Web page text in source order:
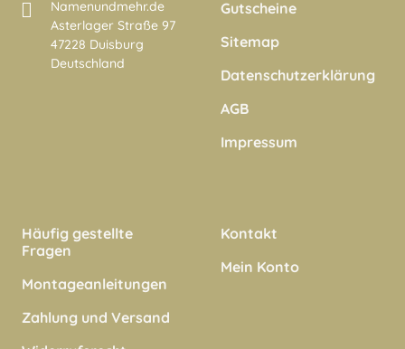
Namenundmehr.de
Asterlager Straße 97
47228 Duisburg
Deutschland
Gutscheine
Sitemap
Datenschutzerklärung
AGB
Impressum
Häufig gestellte
Fragen
Montageanleitungen
Zahlung und Versand
Kontakt
Mein Konto